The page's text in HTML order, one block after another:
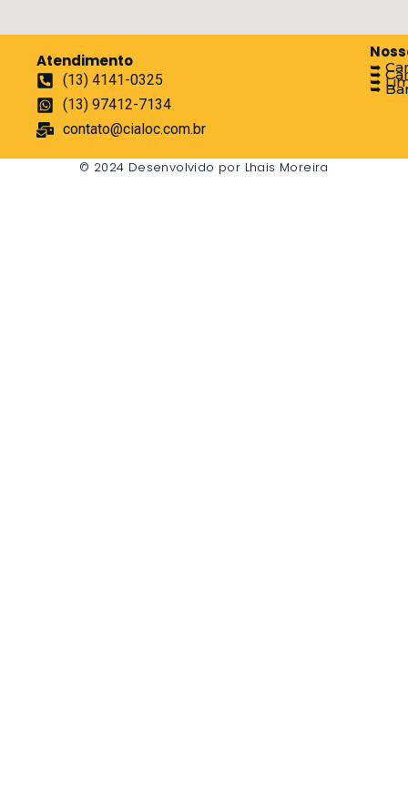
Atendimento
(13) 4141-0325
(13) 97412-7134
contato@cialoc.com.br
➥
➥
➥
➥
© 2024 Desenvolvido por Lhais Moreira